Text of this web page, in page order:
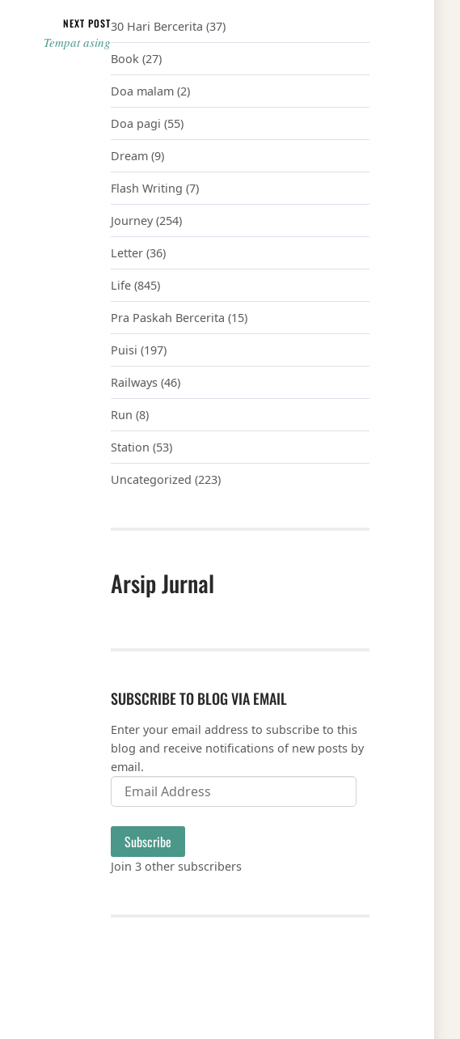
NEXT POST
Tempat asing
30 Hari Bercerita (37)
Book (27)
Doa malam (2)
Doa pagi (55)
Dream (9)
Flash Writing (7)
Journey(254)
Letter (36)
Life (845)
Pra Paskah Bercerita (15)
Puisi (197)
Railways (46)
Run (8)
Station (53)
Uncategorized (223)
Arsip Jurnal
SUBSCRIBE TO BLOG VIA EMAIL
Enter your email address to subscribe to this
blog and receive notifications of new posts by
email.
Email Address
Subscribe
Join 3 other subscribers